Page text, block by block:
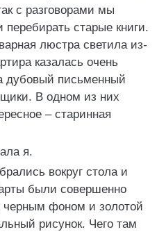
с разговорами мы
перебирать старые книги.
люстра светила из-
казалась очень
дубовый письменный
В одном из них
– старинная
я.
вокруг стола и
были совершенно
фоном и золотой
рисунок. Чего там